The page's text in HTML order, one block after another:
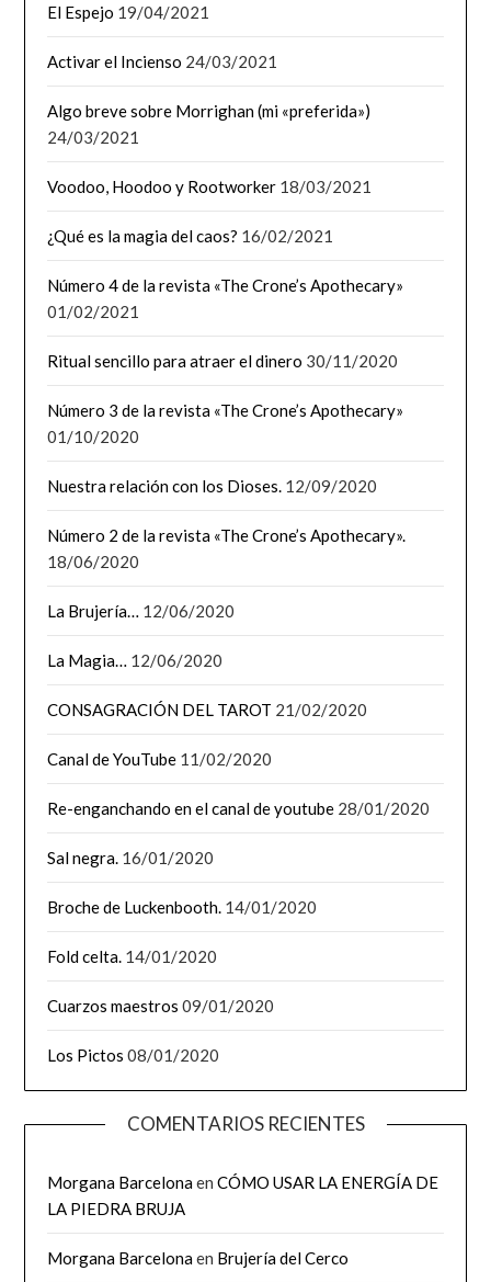
El Espejo 19/04/2021
Activar el Incienso 24/03/2021
Algo breve sobre Morrighan (mi «preferida»)
24/03/2021
Voodoo, Hoodoo y Rootworker 18/03/2021
¿Qué es la magia del caos? 16/02/2021
Número 4 de la revista «The Crone’s Apothecary»
01/02/2021
Ritual sencillo para atraer el dinero 30/11/2020
Número 3 de la revista «The Crone’s Apothecary»
01/10/2020
Nuestra relación con los Dioses. 12/09/2020
Número 2 de la revista «The Crone’s Apothecary».
18/06/2020
La Brujería… 12/06/2020
La Magia… 12/06/2020
CONSAGRACIÓN DEL TAROT 21/02/2020
Canal de YouTube 11/02/2020
Re-enganchando en el canal de youtube 28/01/2020
Sal negra. 16/01/2020
Broche de Luckenbooth. 14/01/2020
Fold celta. 14/01/2020
Cuarzos maestros 09/01/2020
Los Pictos 08/01/2020
COMENTARIOS RECIENTES
Morgana BarcelonaenCÓMO USAR LA ENERGÍA DE
LA PIEDRA BRUJA
Morgana Barcelonaen Brujería del Cerco